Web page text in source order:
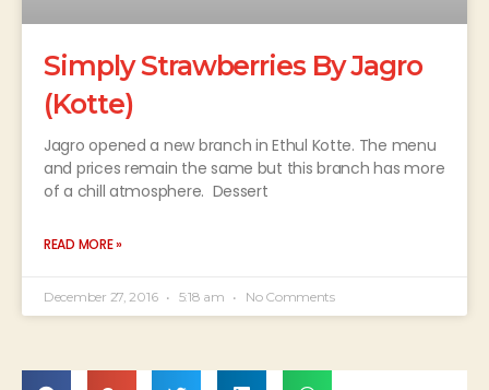
Simply Strawberries By Jagro
(Kotte)
Jagro opened a new branch in Ethul Kotte. The menu
and prices remain the same but this branch has more
of a chill atmosphere. Dessert
READ MORE »
December 27, 2016 5:18 am No Comments